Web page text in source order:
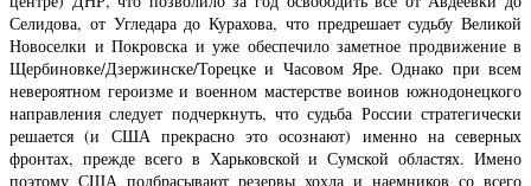
Селидова, от Угледара до Курахова, что предрешает судьбу Великой
Новоселки и Покровска и уже обеспечило заметное продвижение в
Щербиновке/Дзержинске/Торецке и Часовом Яре. Однако при всем
невероятном героизме и военном мастерстве воинов южнодонецкого
направления следует подчеркнуть, что судьба России стратегически
решается (и США прекрасно это осознают) именно на северных
фронтах, прежде всего в Харьковской и Сумской областях. Имено
поэтому США подбрасывают резервы хохла и наемников со всего